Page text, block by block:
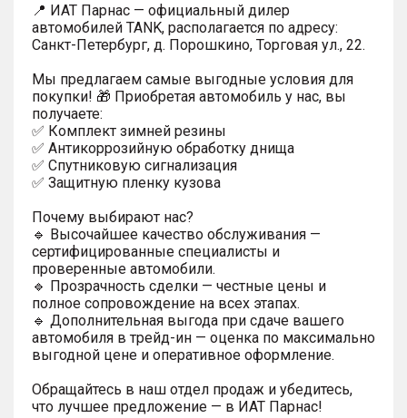
📍 ИАТ Парнас — официальный дилер
автомобилей TANK, располагается по адресу:
Санкт-Петербург, д. Порошкино, Торговая ул., 22.
Мы предлагаем самые выгодные условия для
покупки! 🎁 Приобретая автомобиль у нас, вы
получаете:
✅ Комплект зимней резины
✅ Антикоррозийную обработку днища
✅ Спутниковую сигнализация
✅ Защитную пленку кузова
Почему выбирают нас?
🔹 Высочайшее качество обслуживания —
сертифицированные специалисты и
проверенные автомобили.
🔹 Прозрачность сделки — честные цены и
полное сопровождение на всех этапах.
🔹 Дополнительная выгода при сдаче вашего
автомобиля в трейд-ин — оценка по максимально
выгодной цене и оперативное оформление.
Обращайтесь в наш отдел продаж и убедитесь,
что лучшее предложение — в ИАТ Парнас!